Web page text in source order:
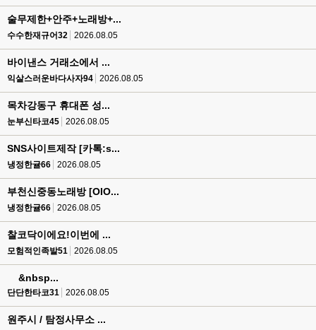
술무제한+안주+노래방+...
수수한재규어32 2026.08.05
바이낸스 거래소에서 ...
익살스러운바다사자94 2026.08.05
목차강동구 휴대폰 성...
눈부신타코45 2026.08.05
SNS사이트제작 [카톡:s...
냉정한귤66 2026.08.05
부천신중동노래방 [OIO...
냉정한귤66 2026.08.05
찰코닥이에요!이번에 ...
모험적인족발51 2026.08.05
&nbsp...
단단한타코31 2026.08.05
원주시 / 탐정사무소 ...